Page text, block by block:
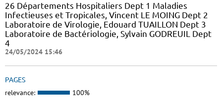
26 Départements Hospitaliers Dept 1 Maladies
Infectieuses et Tropicales, Vincent LE MOING Dept 2
Laboratoire de Virologie, Edouard TUAILLON Dept 3
Laboratoire de Bactériologie, Sylvain GODREUIL Dept
4
24/05/2024 15:46
PAGES
relevance: 100%